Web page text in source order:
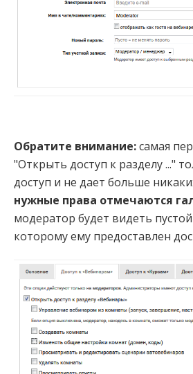
Обратите внимание:самая
"Открыть доступ к разделу ..."
доступ и не дает больше
нужные права отмечаются
модератор будет видеть
которому ему предоставлен